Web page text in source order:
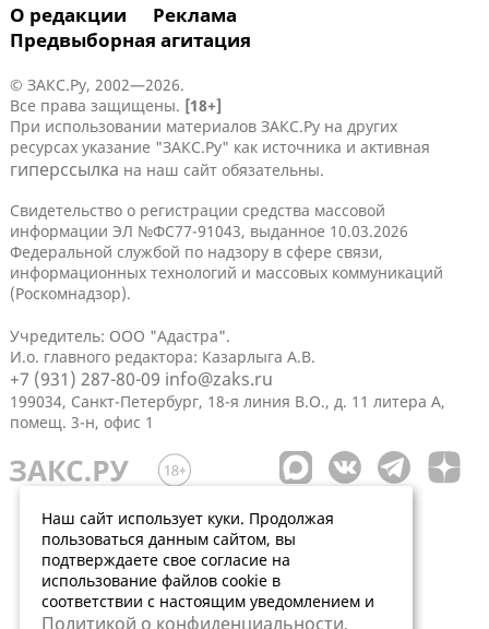
О редакции
Реклама
Предвыборная агитация
© ЗАКС.Ру, 2002—2026.
Все права защищены. [18+]
При использовании материалов ЗАКС.Ру на других
ресурсах указание "ЗАКС.Ру" как источника и активная
гиперссылка на наш сайт обязательны.
Свидетельство о регистрации средства массовой
информации ЭЛ №ФС77-91043, выданное 10.03.2026
Федеральной службой по надзору в сфере связи,
информационных технологий и массовых коммуникаций
(Роскомнадзор).
Учредитель: ООО "Адастра".
И.о. главного редактора: Казарлыга А.В.
+7 (931) 287-80-09 info@zaks.ru
199034, Санкт-Петербург, 18-я линия В.О., д. 11 литера А,
помещ. 3-н, офис 1
Наш сайт использует куки. Продолжая
пользоваться данным сайтом, вы
подтверждаете свое согласие на
использование файлов cookie в
соответствии с настоящим уведомлением и
Политикой о конфиденциальности.